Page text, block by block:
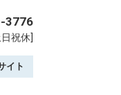
3776
祝休]
イト